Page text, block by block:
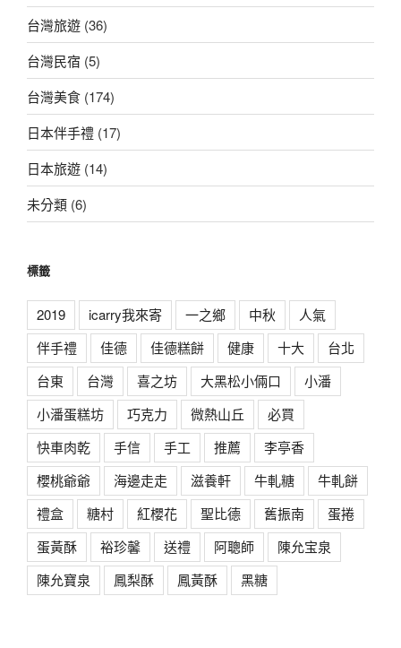
台灣旅遊 (36)
台灣民宿 (5)
台灣美食 (174)
日本伴手禮 (17)
日本旅遊 (14)
未分類 (6)
標籤
2019 icarry我來寄 一之鄉 中秋
人氣
伴手禮
佳德 佳德糕餅 健康 十大
台北
台東
台灣 喜之坊 大黑松小倆口
小潘
小潘蛋糕坊
巧克力 微熱山丘
必買
快車肉乾
手信 手工 推薦
李亭香
櫻桃爺爺
海邊走走 滋養軒 牛軋糖
牛軋餅
禮盒
糖村 紅櫻花 聖比德 舊振南
蛋捲
蛋黃酥
裕珍馨 送禮 阿聰師
陳允宝泉
陳允寶泉
鳳梨酥 鳳黃酥 黑糖